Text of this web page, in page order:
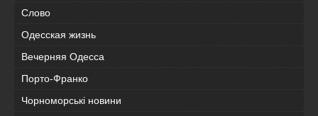
Слово
Одесская жизнь
Вечерняя Одесса
Порто-Франко
Чорноморські новини